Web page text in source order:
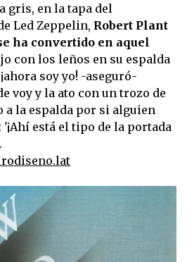
gris, en la tapa del
Led Zeppelin, Robert Plant
ha convertido en aquel
con los leños en su espalda
soy yo! -aseguró-
voy y la ato con un trozo de
a la espalda por si alguien
'¡Ahí está el tipo de la portada